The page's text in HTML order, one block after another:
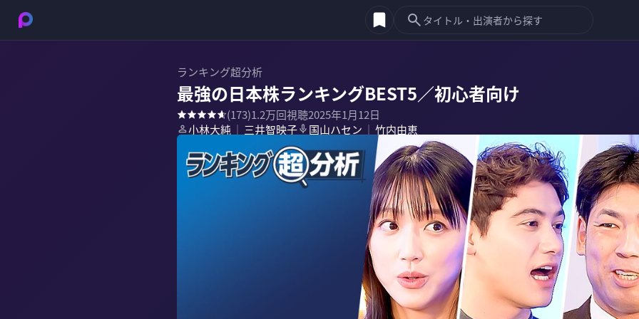
ランキング超分析
最強の日本株ランキングBEST5／初心者向け
(173)1.2万回視聴2025年1月12日
小林大純 ｜ 三井智映子 国山ハセン ｜ 竹内由恵